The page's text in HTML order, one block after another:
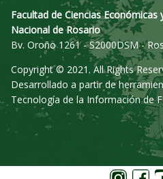
Facultad de Ciencias Económicas
Nacional de Rosario
Bv. Oroño 1261 - S2000DSM -
Copyright © 2021. All Rights
Desarrollado a partir de
Tecnología de la Información de